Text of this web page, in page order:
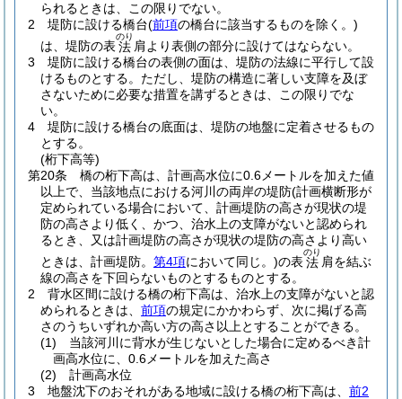
られるときは、この限りでない。
2
堤防に設ける橋台(前項の橋台に該当するものを除く。)
は、堤防の表法
のり
肩より表側の部分に設けてはならない。
3
堤防に設ける橋台の表側の面は、堤防の法線に平行して設
けるものとする。 ただし、堤防の構造に著しい支障を及ぼ
さないために必要な措置を講ずるときは、この限りでな
い。
4
堤防に設ける橋台の底面は、堤防の地盤に定着させるもの
とする。
(桁下高等)
第20条
橋の桁下高は、計画高水位に0.6メートルを加えた値
以上で、当該地点における河川の両岸の堤防(計画横断形が
定められている場合において、計画堤防の高さが現状の堤
防の高さより低く、かつ、治水上の支障がないと認められ
るとき、又は計画堤防の高さが現状の堤防の高さより高い
ときは、計画堤防。 第4項において同じ。)の表法
のり
肩を結ぶ
線の高さを下回らないものとするものとする。
2
背水区間に設ける橋の桁下高は、治水上の支障がないと認
められるときは、 前項の規定にかかわらず、次に掲げる高
さのうちいずれか高い方の高さ以上とすることができる。
(1)
当該河川に背水が生じないとした場合に定めるべき計
画高水位に、0.6メートルを加えた高さ
(2)
計画高水位
3
地盤沈下のおそれがある地域に設ける橋の桁下高は、 前2